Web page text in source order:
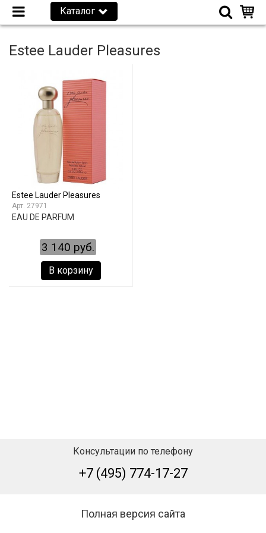
Каталог
Estee Lauder Pleasures
Estee Lauder Pleasures
27971
EAU DE PARFUM
3 140 руб.
В корзину
Консультации по телефону
+7 (495) 774-17-27
Полная версия сайта